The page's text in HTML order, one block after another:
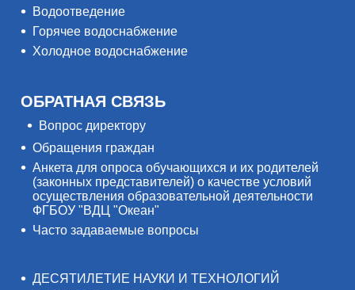
Водоотведение
Горячее водоснабжение
Холодное водоснабжение
ОБРАТНАЯ СВЯЗЬ
Вопрос директору
Обращения граждан
Анкета для опроса обучающихся и их родителей
(законных представителей) о качестве условий
осуществления образовательной деятельности
ФГБОУ "ВДЦ "Океан"
Часто задаваемые вопросы
ДЕСЯТИЛЕТИЕ НАУКИ И ТЕХНОЛОГИЙ